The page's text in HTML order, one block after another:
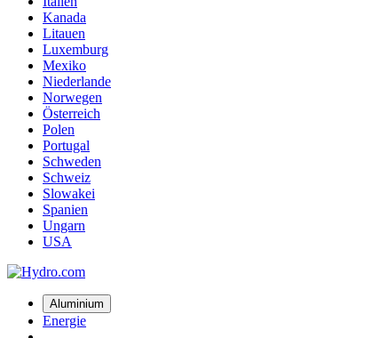
Kanada
Litauen
Luxemburg
Mexiko
Niederlande
Norwegen
Österreich
Polen
Portugal
Schweden
Schweiz
Slowakei
Spanien
Ungarn
USA
Aluminium
Energie